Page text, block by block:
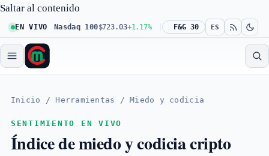
Saltar al contenido
EN VIVO
+0.61% Nasdaq 100$723.03+1.17% Dow 30 $539.62+0.27%
F&G 30 ES
Inicio / Herramientas /Miedo y codicia
SENTIMIENTO EN VIVO
Índice de miedo y codicia cripto